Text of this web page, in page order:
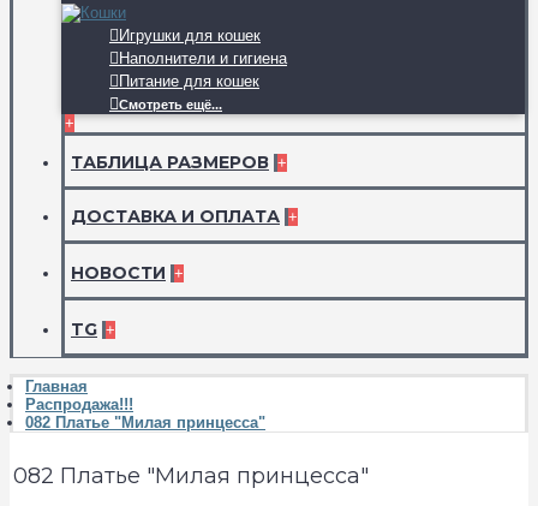
Игрушки для кошек
Наполнители и гигиена
Питание для кошек
Смотреть ещё...
+
ТАБЛИЦА РАЗМЕРОВ +
ДОСТАВКА И ОПЛАТА +
НОВОСТИ +
TG +
Главная
Распродажа!!!
082 Платье "Милая принцесса"
082 Платье "Милая принцесса"